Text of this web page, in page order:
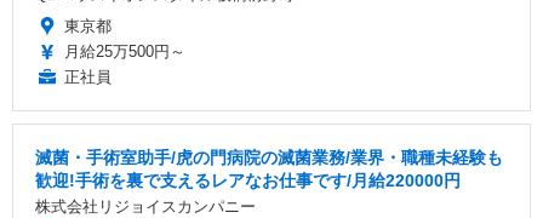
東京都
月給25万500円～
正社員
滅菌・手術室助手/虎の門病院の滅菌業務/業界・職種未経験も
歓迎!手術を裏で支えるレアなお仕事です/月給220000円
株式会社リジョイスカンパニー